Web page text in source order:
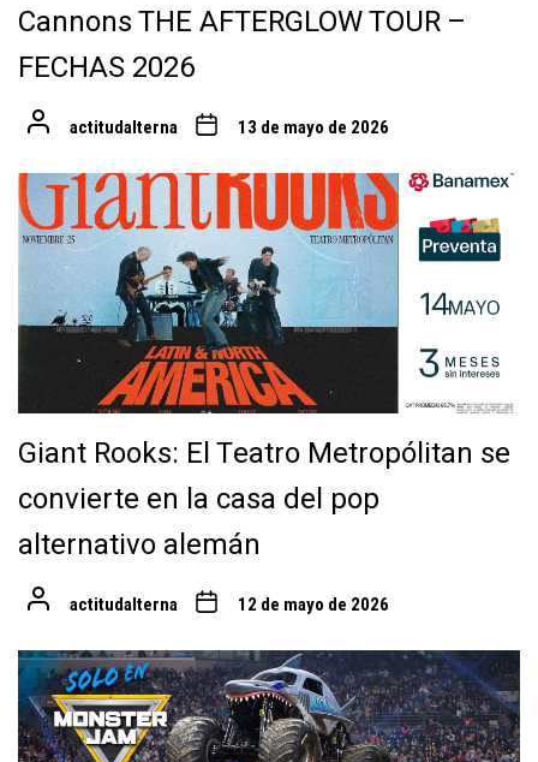
Cannons THE AFTERGLOW TOUR –
FECHAS 2026
actitudalterna 13 de mayo de 2026
Giant Rooks: El Teatro Metropólitan se
convierte en la casa del pop
alternativo alemán
actitudalterna 12 de mayo de 2026